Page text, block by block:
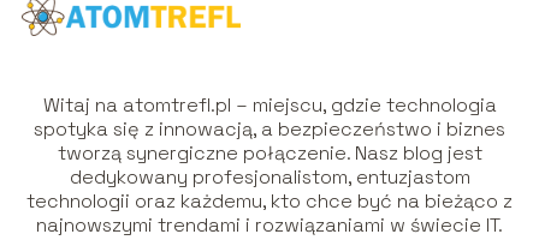
Witaj na atomtrefl.pl – miejscu, gdzie technologia
spotyka się z innowacją, a bezpieczeństwo i biznes
tworzą synergiczne połączenie. Nasz blog jest
dedykowany profesjonalistom, entuzjastom
technologii oraz każdemu, kto chce być na bieżąco z
najnowszymi trendami i rozwiązaniami w świecie IT.